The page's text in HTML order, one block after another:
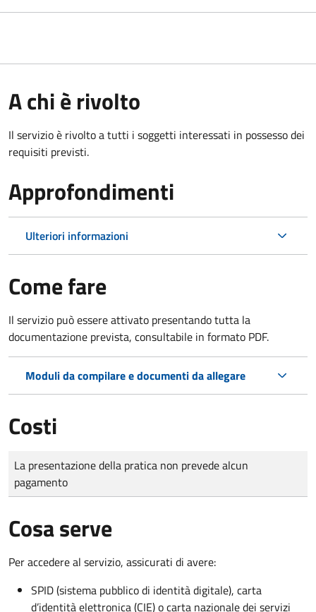
A chi è rivolto
Il servizio è rivolto a tutti i soggetti interessati in possesso dei
requisiti previsti.
Approfondimenti
Ulteriori informazioni
Come fare
Il servizio può essere attivato presentando tutta la
documentazione prevista, consultabile in formato PDF.
Moduli da compilare e documenti da allegare
Costi
Tipo di pagamento
Importo
La presentazione della pratica non prevede alcun
pagamento
Cosa serve
Per accedere al servizio, assicurati di avere:
SPID (sistema pubblico di identità digitale), carta
d’identità elettronica (CIE) o carta nazionale dei servizi